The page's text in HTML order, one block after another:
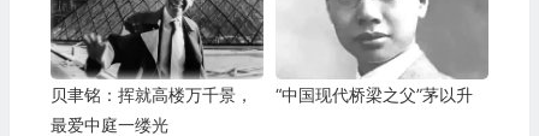
贝聿铭：挥就高楼万千景，
最爱中庭一缕光
“中国现代桥梁之父”茅以升